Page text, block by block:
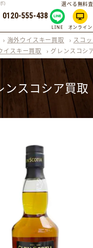
)
0120-555-438
選べる無料
LINE オンライン
› 海外ウイスキー買取 › スコ
イスキー買取 › グレンスコシ
ンスコシア買取